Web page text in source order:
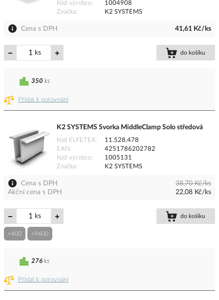
Kód výrobce
1004908
Značka
K2 SYSTEMS
Cena s DPH 41,61 Kč/ks
ks do košíku
Přidat k porovnání
350 ks
K2 SYSTEMS Svorka MiddleClamp Solo středová
Kód ELFETEX
11.528.478
EAN
4251786202782
Kód výrobce
1005131
Značka
K2 SYSTEMS
Cena s DPH
38,70 Kč/ks
Akční cena s DPH
22,08 Kč/ks
ks do košíku
+400 +9600
Přidat k porovnání
276 ks